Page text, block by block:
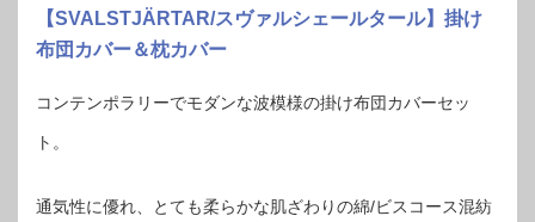
【SVALSTJÄRTAR/スヴァルシェールタール】掛け
布団カバー＆枕カバー
コンテンポラリーでモダンな波模様の掛け布団カバーセッ
ト。
通気性に優れ、とても柔らかな肌ざわりの綿/ビスコース混紡